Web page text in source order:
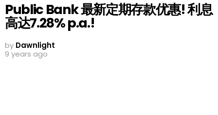
Public Bank 最新定期存款优惠! 利息
高达7.28% p.a.!
by Dawnlight
9 years ago